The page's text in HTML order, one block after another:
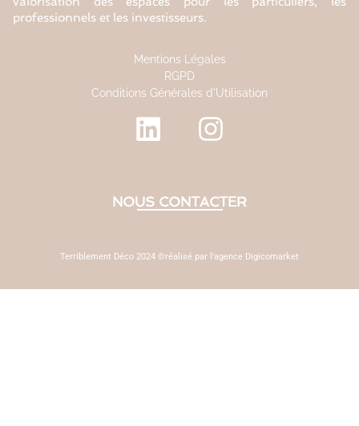
professionnels et les investisseurs.
Mentions Légales
RGPD
Conditions Générales d'Utilisation
NOUS CONTACTER
Terriblement Déco 2024 ©réalisé par l'agence Digicomarket